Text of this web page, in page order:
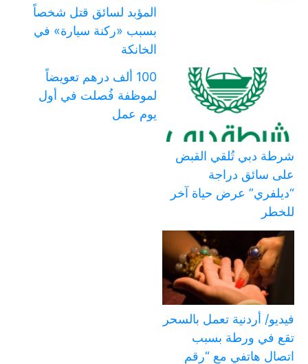
المؤبد لسائق قتل شخصاً
بسبب «ركنة سيارة» في
الخانكة
شرطة دبي تُلقي القبض
على سائق دراجة
“ديلفري” عرض حياة آخر
للخطر
100 ألف درهم تعويضاً
لموظفة فُصلت في أول
يوم عمل
فيديو/ أردنية تعمل بالسحر
تقع في ورطة بسبب
اتصال هاتفي مع “رقم